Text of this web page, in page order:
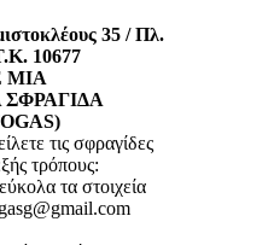
35 / Πλ.
10677
ΜΙΑ
ΣΦΡΑΓΙΔΑ
τις σφραγίδες
τρόπους:
τα στοιχεία